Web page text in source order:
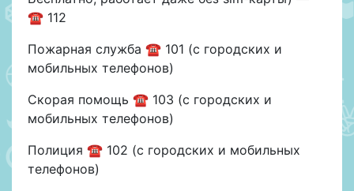
☎ 112
Пожарная служба ☎ 101 (с городских и
мобильных телефонов)
Скорая помощь ☎ 103 (с городских и
мобильных телефонов)
Полиция ☎ 102 (с городских и мобильных
телефонов)